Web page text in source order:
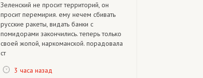
Зеленский не просит территорий, он
просит перемирия. ему нечем сбивать
русские ракеты, видать банки с
помидорами закончились. теперь только
своей жопой, наркоманской. порадовала
ст
3 часа назад